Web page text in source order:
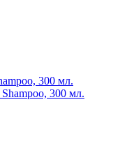
300 мл.